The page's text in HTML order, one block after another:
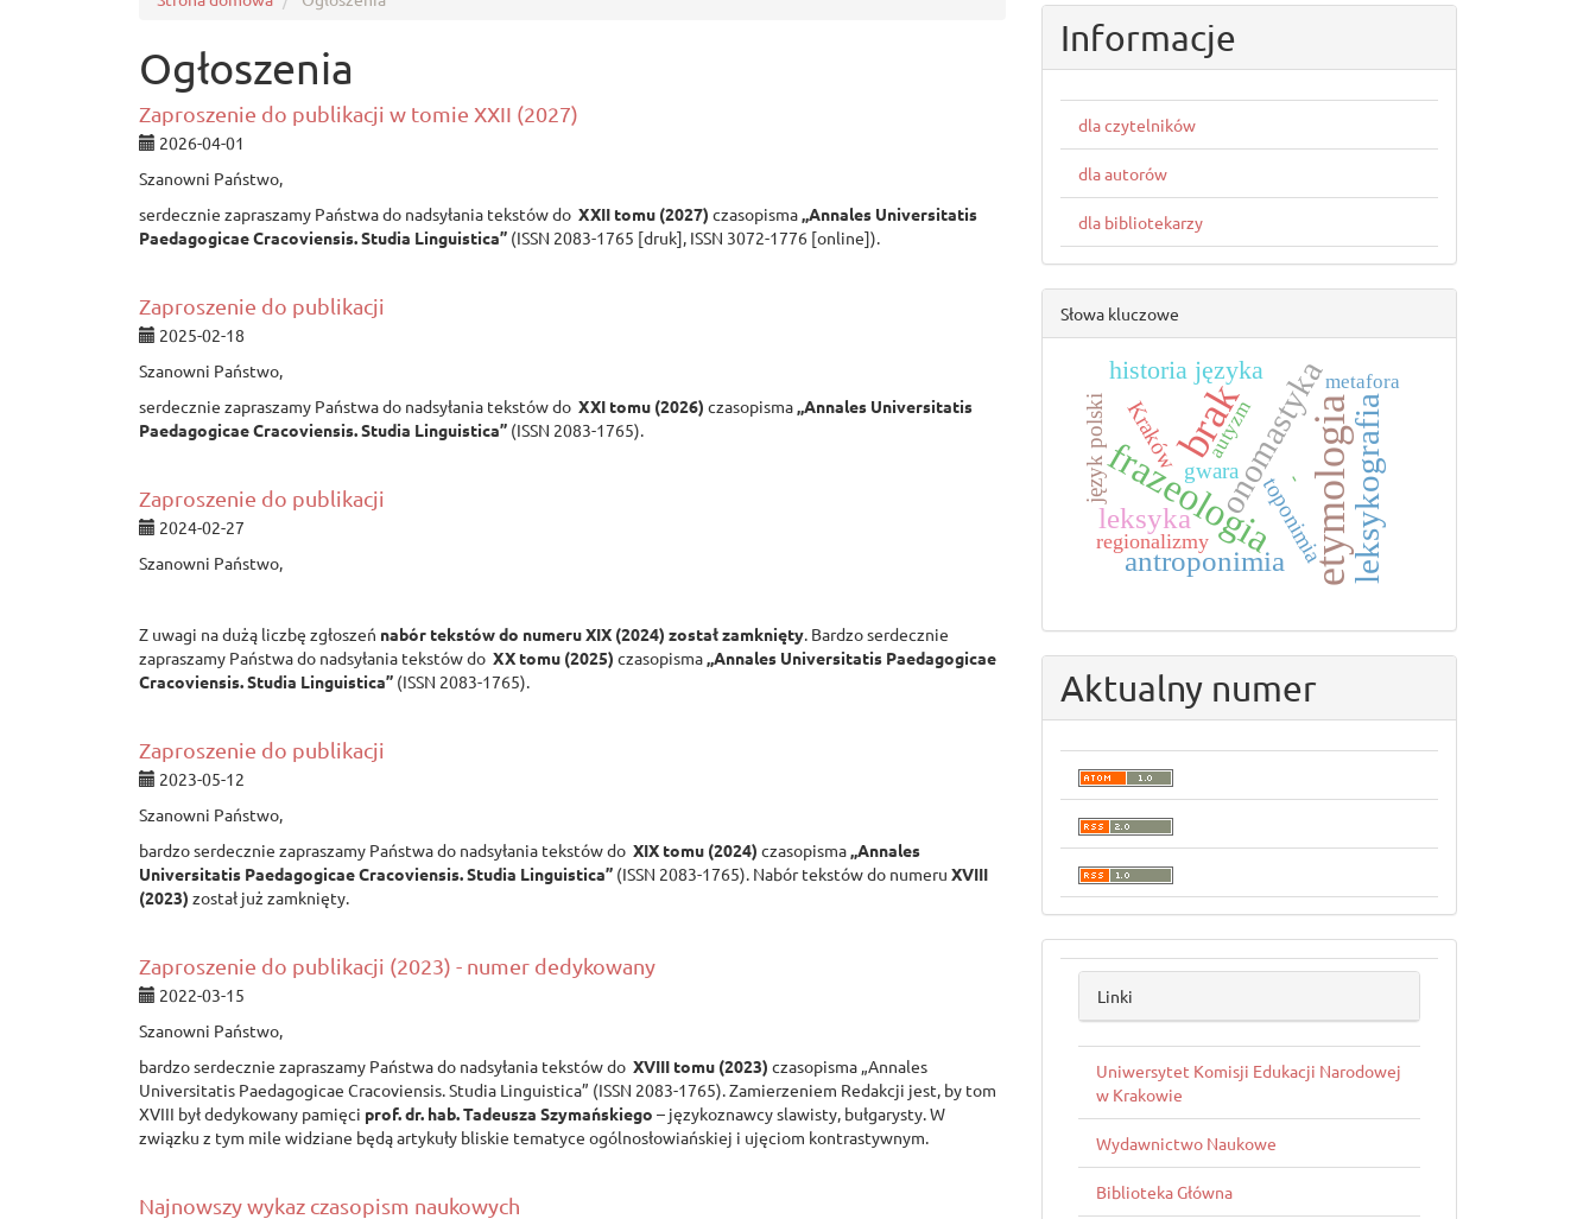
Ogłoszenia
Zaproszenie do publikacji w tomie XXII (2027)
2026-04-01
Szanowni Państwo,
serdecznie zapraszamy Państwa do nadsyłania tekstów do XXII tomu (2027) czasopisma„Annales Universitatis
Paedagogicae Cracoviensis. Studia Linguistica” (ISSN 2083-1765 [druk], ISSN 3072-1776 [online]).
Zaproszenie do publikacji
2025-02-18
Szanowni Państwo,
serdecznie zapraszamy Państwa do nadsyłania tekstów do XXI tomu (2026) czasopisma„Annales Universitatis
Paedagogicae Cracoviensis. Studia Linguistica” (ISSN 2083-1765).
Zaproszenie do publikacji
2024-02-27
Szanowni Państwo,
Z uwagi na dużą liczbę zgłoszeń nabór tekstów do numeruXIX (2024) został zamknięty. Bardzo serdecznie
zapraszamy Państwa do nadsyłania tekstów do XX tomu (2025) czasopisma„Annales Universitatis Paedagogicae
Cracoviensis. Studia Linguistica” (ISSN 2083-1765).
Zaproszenie do publikacji
2023-05-12
Szanowni Państwo,
bardzo serdecznie zapraszamy Państwa do nadsyłania tekstów do XIX tomu (2024) czasopisma„Annales
Universitatis Paedagogicae Cracoviensis. Studia Linguistica” (ISSN 2083-1765). Nabór tekstów do numeru XVIII
(2023) został już zamknięty.
Zaproszenie do publikacji (2023) - numer dedykowany
2022-03-15
Szanowni Państwo,
bardzo serdecznie zapraszamy Państwa do nadsyłania tekstów do XVIII tomu (2023) czasopisma „Annales
Universitatis Paedagogicae Cracoviensis. Studia Linguistica” (ISSN 2083-1765). Zamierzeniem Redakcji jest, by tom
XVIII był dedykowany pamięci prof. dr. hab. Tadeusza Szymańskiego – językoznawcy slawisty, bułgarysty. W
związku z tym mile widziane będą artykuły bliskie tematyce ogólnosłowiańskiej i ujęciom kontrastywnym.
Najnowszy wykaz czasopism naukowych
Informacje
dla czytelników
dla autorów
dla bibliotekarzy
Słowa kluczowe
etymologia
brak
frazeologia
onomastykaleksykografia
antroponimia
leksyka
historia języka
toponimia
Krakówgwara
język polski
regionalizmy
metafora
-
autyzm
Aktualny numer
linki
Linki
Uniwersytet Komisji Edukacji Narodowej
w Krakowie
Wydawnictwo Naukowe
Biblioteka Główna